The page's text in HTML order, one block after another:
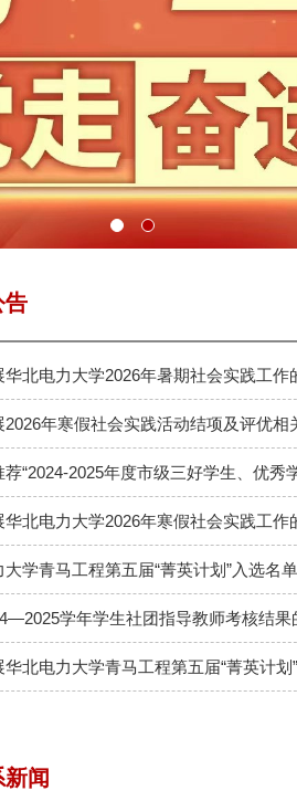
告
华北电力大学2026年暑期社会实践工作
2026年寒假社会实践活动结项及评优相
荐“2024-2025年度市级三好学生、优秀
华北电力大学2026年寒假社会实践工作
大学青马工程第五届“菁英计划”入选名
学年学生社团指导教师考核结果
华北电力大学青马工程第五届“菁英计
新闻